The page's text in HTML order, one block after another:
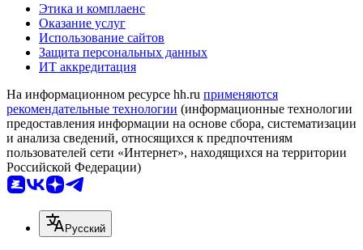
Этика и комплаенс
Оказание услуг
Использование сайтов
Защита персональных данных
ИТ аккредитация
На информационном ресурсе hh.ru применяются
рекомендательные технологии (информационные технологии
предоставления информации на основе сбора, систематизации
и анализа сведений, относящихся к предпочтениям
пользователей сети «Интернет», находящихся на территории
Российской Федерации)
Русский